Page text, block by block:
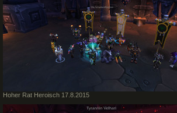
Hoher Rat Heroisch 17.8.2015